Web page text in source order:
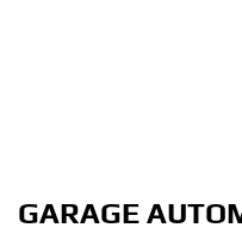
GARAGE